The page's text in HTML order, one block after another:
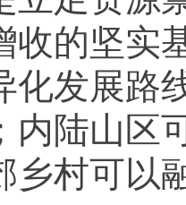
收的坚实
化发展路
内陆山区
乡村可以